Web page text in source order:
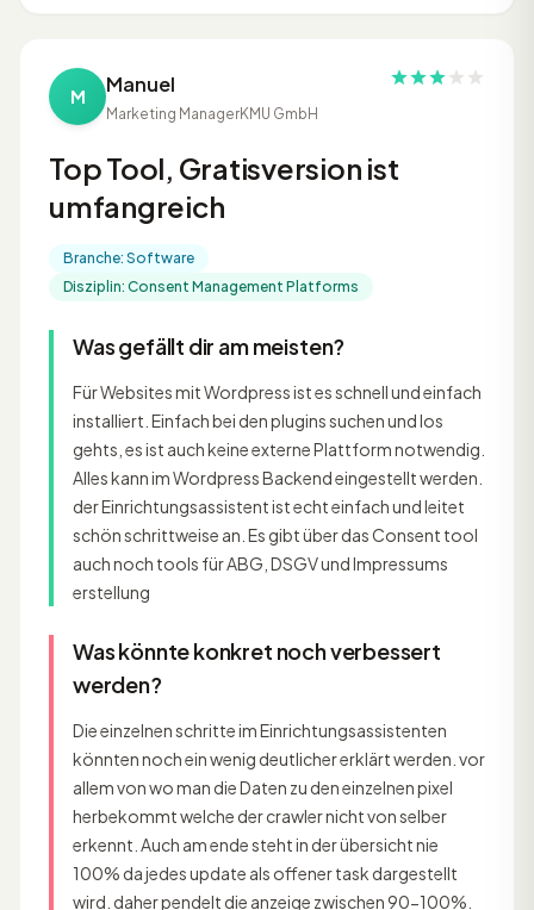
M Manuel
Marketing ManagerKMU GmbH
Top Tool, Gratisversion ist
umfangreich
Branche: Software
Disziplin: Consent Management Platforms
Was gefällt dir am meisten?
Für Websites mit Wordpress ist es schnell und einfach
installiert. Einfach bei den plugins suchen und los
gehts, es ist auch keine externe Plattform notwendig.
Alles kann im Wordpress Backend eingestellt werden.
der Einrichtungsassistent ist echt einfach und leitet
schön schrittweise an. Es gibt über das Consent tool
auch noch tools für ABG, DSGV und Impressums
erstellung
Was könnte konkret noch verbessert
werden?
Die einzelnen schritte im Einrichtungsassistenten
könnten noch ein wenig deutlicher erklärt werden. vor
allem von wo man die Daten zu den einzelnen pixel
herbekommt welche der crawler nicht von selber
erkennt. Auch am ende steht in der übersicht nie
100% da jedes update als offener task dargestellt
wird. daher pendelt die anzeige zwischen 90-100%.